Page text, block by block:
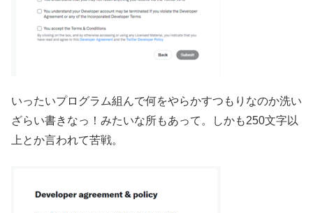
いったいプログラム組んで何をやらかすつもりなのか洗い
ざらい書きなっ！みたいな所もあって。しかも250文字以
上とか言われて苦戦。